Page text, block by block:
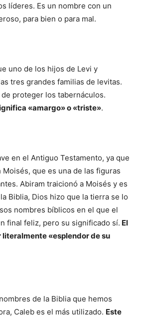
líderes. Es un nombre con un
para bien o para mal.
uno de los hijos de Levi y
tres grandes familias de levitas.
proteger los tabernáculos.
«amargo» o «triste».
en el Antiguo Testamento, ya que
que es una de las figuras
Abiram traicionó a Moisés y es
Biblia, Dios hizo que la tierra se lo
nombres bíblicos en el que el
final feliz, pero su significado sí. El
«esplendor de su
de la Biblia que hemos
Caleb es el más utilizado. Este